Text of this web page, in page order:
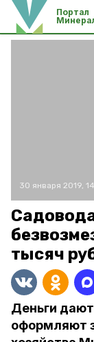
Портал
30 января 2019,
тысяч
Деньги
оформляют